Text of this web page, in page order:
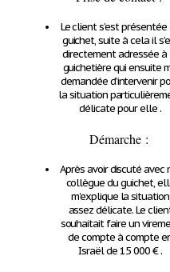
Le client s’est présentée
guichet, suite à cela il
directement adressée à
guichetière qui ensuite
demandée d’intervenir
la situation
délicate pour elle .
Démarche :
Après avoir discuté avec
collègue du guichet,
m’explique la situation
assez délicate. Le
souhaitait faire un
de compte à compte
Israël de 15 000€.